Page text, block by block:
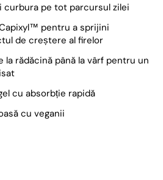
curbura pe tot parcursul zilei
pentru a sprijini
de creștere al firelor
la rădăcină până la vârf pentru un
cu absorbție rapidă
cu veganii